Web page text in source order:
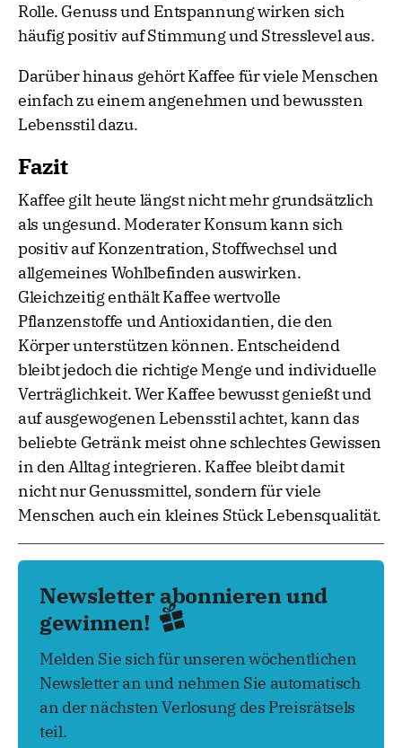
Rolle. Genuss und Entspannung wirken sich
häufig positiv auf Stimmung und Stresslevel aus.
Darüber hinaus gehört Kaffee für viele Menschen
einfach zu einem angenehmen und bewussten
Lebensstil dazu.
Fazit
Kaffee gilt heute längst nicht mehr grundsätzlich
als ungesund. Moderater Konsum kann sich
positiv auf Konzentration, Stoffwechsel und
allgemeines Wohlbefinden auswirken.
Gleichzeitig enthält Kaffee wertvolle
Pflanzenstoffe und Antioxidantien, die den
Körper unterstützen können. Entscheidend
bleibt jedoch die richtige Menge und individuelle
Verträglichkeit. Wer Kaffee bewusst genießt und
auf ausgewogenen Lebensstil achtet, kann das
beliebte Getränk meist ohne schlechtes Gewissen
in den Alltag integrieren. Kaffee bleibt damit
nicht nur Genussmittel, sondern für viele
Menschen auch ein kleines Stück Lebensqualität.
Newsletter abonnieren und
gewinnen!
Melden Sie sich für unseren wöchentlichen
Newsletter an und nehmen Sie automatisch
an der nächsten Verlosung des Preisrätsels
teil.